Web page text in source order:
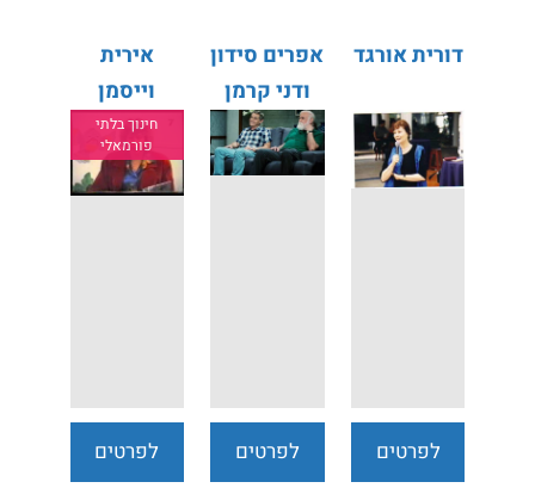
דורית אורגד
לפרטים
אפרים סידון
ודני קרמן
לפרטים
אירית
וייסמן
מינקוביץ'
חינוך בלתי
פורמאלי
לפרטים